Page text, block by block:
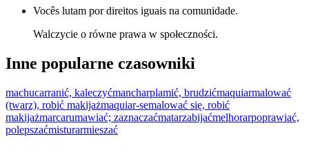
Vocês lutam por direitos iguais na comunidade.
Walczycie o równe prawa w społeczności.
Inne popularne czasowniki
machucarranić, kaleczyćmancharplamić, brudzićmaquiarmalować
(twarz), robić makijażmaquiar-semalować się, robić
makijażmarcarumawiać; zaznaczaćmatarzabijaćmelhorarpoprawiać,
polepszaćmisturarmieszać